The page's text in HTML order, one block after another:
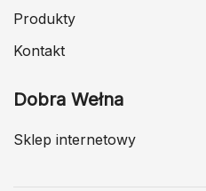
Produkty
Kontakt
Dobra Wełna
Sklep internetowy